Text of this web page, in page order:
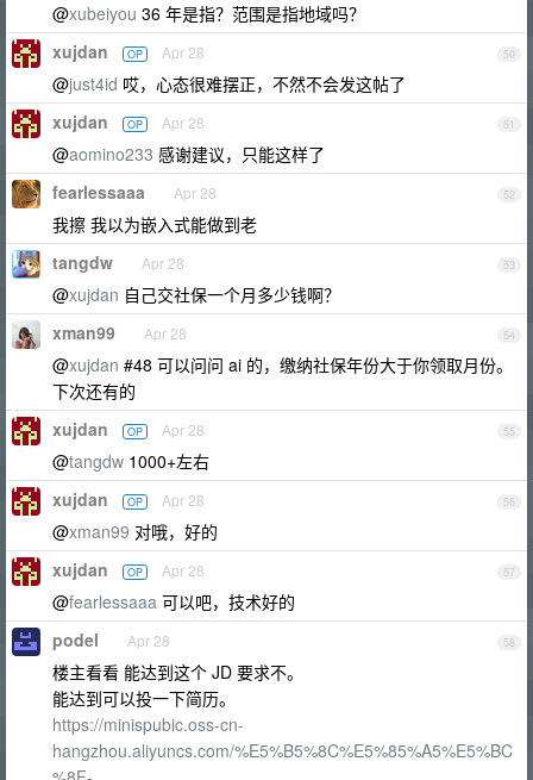
@xubeiyou 36 年是指？范围是指地域吗？
50
xujdan OP Apr 28
@just4id 哎，心态很难摆正，不然不会发这帖了
51
xujdan OP Apr 28
@aomino233 感谢建议，只能这样了
52
fearlessaaa Apr 28
我擦 我以为嵌入式能做到老
53
tangdw Apr 28
@xujdan 自己交社保一个月多少钱啊？
54
xman99 Apr 28
@xujdan #48 可以问问 ai 的，缴纳社保年份大于你领取月份。
下次还有的
55
xujdan OP Apr 28
@tangdw 1000+左右
56
xujdan OP Apr 28
@xman99 对哦，好的
57
xujdan OP Apr 28
@fearlessaaa 可以吧，技术好的
58
podel Apr 28
楼主看看 能达到这个 JD 要求不。
能达到可以投一下简历。
https://minispubic.oss-cn-
hangzhou.aliyuncs.com/%E5%B5%8C%E5%85%A5%E5%BC